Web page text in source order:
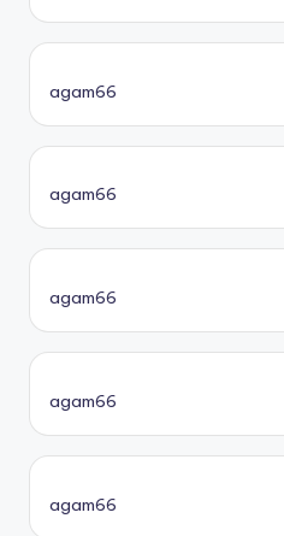
agam66
agam66
agam66
agam66
agam66